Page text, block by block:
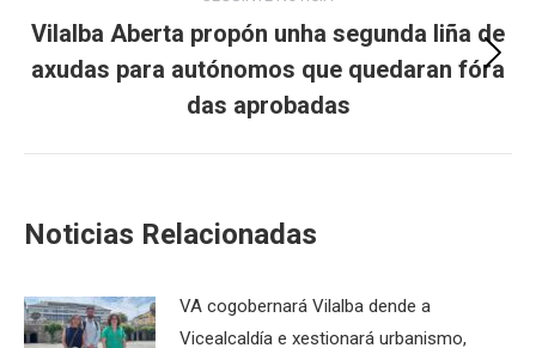
Next
post:
Vilalba Aberta propón unha segunda liña de
axudas para autónomos que quedaran fóra
das aprobadas
Noticias Relacionadas
VA cogobernará Vilalba dende a
Vicealcaldía e xestionará urbanismo,